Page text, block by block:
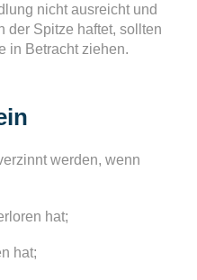
nicht ausreicht und
der Spitze haftet, sollten
in Betracht ziehen.
werden, wenn
hat;
hat;